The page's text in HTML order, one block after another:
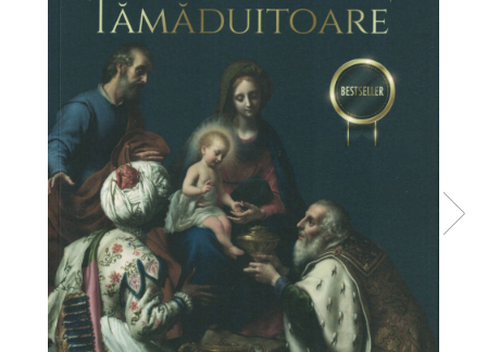
AUDIOBOOK
Business, Economie
Carti pentru copii
Diverse
Filosofie
Istorie
Literatura
Psihologie
Sanatate
Sociologie
Stiinta